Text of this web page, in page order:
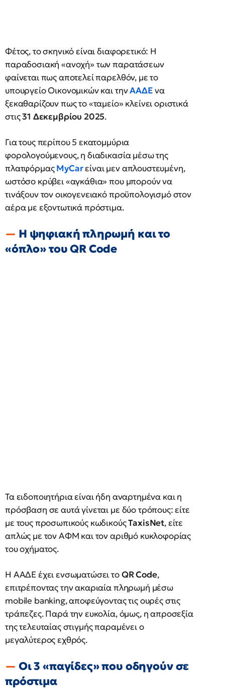
Φέτος, το σκηνικό είναι διαφορετικό: Η
παραδοσιακή «ανοχή» των παρατάσεων
φαίνεται πως αποτελεί παρελθόν, με το
υπουργείο Οικονομικών και τηνΑΑΔΕνα
ξεκαθαρίζουν πως το «ταμείο» κλείνει οριστικά
στις31 Δεκεμβρίου 2025.
Για τους περίπου 5 εκατομμύρια
φορολογούμενους, η διαδικασία μέσω της
πλατφόρμαςMyCarείναι μεν απλουστευμένη,
ωστόσο κρύβει «αγκάθια» που μπορούν να
τινάξουν τον οικογενειακό προϋπολογισμό στον
αέρα με εξοντωτικά πρόστιμα.
Η ψηφιακή πληρωμή και το
«όπλο» του QR Code
Τα ειδοποιητήρια είναι ήδη αναρτημένα και η
πρόσβαση σε αυτά γίνεται με δύο τρόπους: είτε
με τους προσωπικούς κωδικούςTaxisNet, είτε
απλώς με τον ΑΦΜ και τον αριθμό κυκλοφορίας
του οχήματος.
Η ΑΑΔΕ έχει ενσωματώσει τοQR Code,
επιτρέποντας την ακαριαία πληρωμή μέσω
mobile banking, αποφεύγοντας τις ουρές στις
τράπεζες. Παρά την ευκολία, όμως, η απροσεξία
της τελευταίας στιγμής παραμένει ο
μεγαλύτερος εχθρός.
Οι 3 «παγίδες» που οδηγούν σε
πρόστιμα